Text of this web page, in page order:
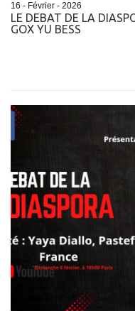
16 - Février - 2026
LE DEBAT DE LA
GOX YU BESS